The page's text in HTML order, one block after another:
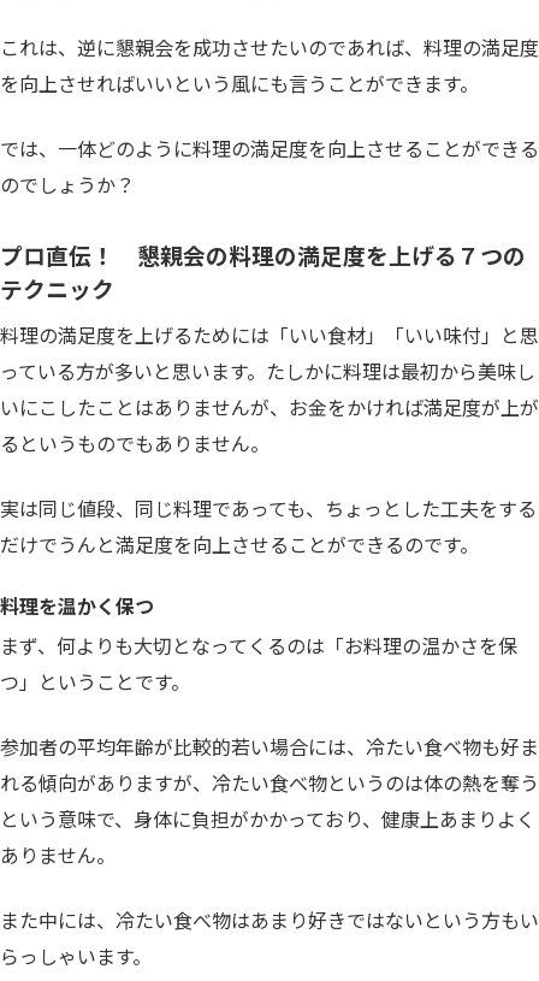
これは、逆に懇親会を成功させたいのであれば、料理の満足度
を向上させればいいという風にも言うことができます。
では、一体どのように料理の満足度を向上させることができる
のでしょうか？
プロ直伝！ 懇親会の料理の満足度を上げる７つの
テクニック
料理の満足度を上げるためには「いい食材」「いい味付」と思
っている方が多いと思います。たしかに料理は最初から美味し
いにこしたことはありませんが、お金をかければ満足度が上が
るというものでもありません。
実は同じ値段、同じ料理であっても、ちょっとした工夫をする
だけでうんと満足度を向上させることができるのです。
料理を温かく保つ
まず、何よりも大切となってくるのは「お料理の温かさを保
つ」ということです。
参加者の平均年齢が比較的若い場合には、冷たい食べ物も好ま
れる傾向がありますが、冷たい食べ物というのは体の熱を奪う
という意味で、身体に負担がかかっており、健康上あまりよく
ありません。
また中には、冷たい食べ物はあまり好きではないという方もい
らっしゃいます。